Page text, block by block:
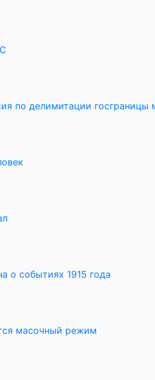
по делимитации
о событиях 1915 года
масочный режим